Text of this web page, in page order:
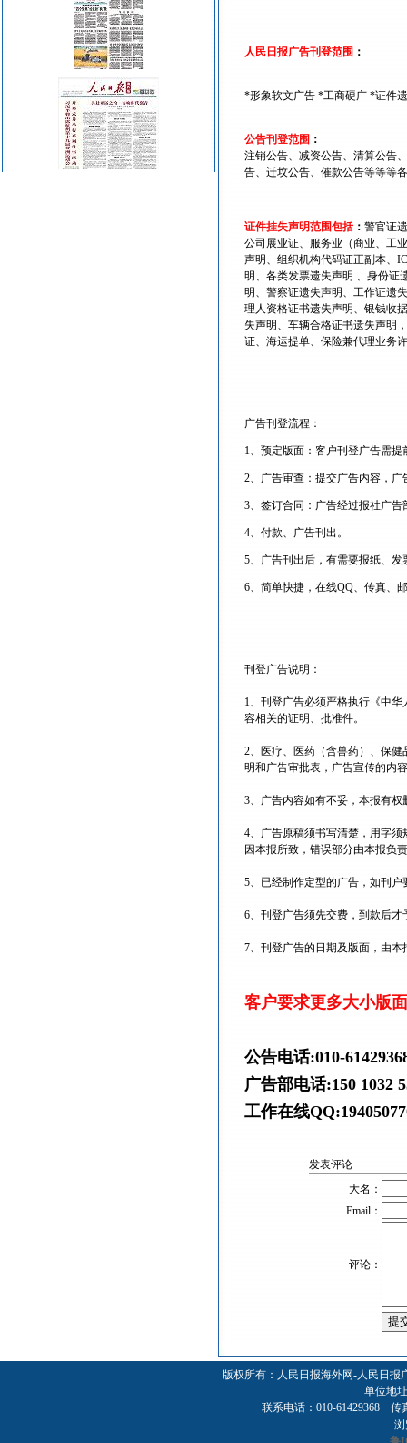
人民日报广告刊登范围 ：
*形象软文广告 *工商硬广 *证件
公告刊登范围 ：
注销公告、减资公告、清算公告
告、迁坟公告、催款公告等等等
证件挂失声明范围包括： 警官证
公司展业证、服务业（商业、工
声明、组织机构代码证正副本、
明、各类发票遗失声明 、身份证
明、警察证遗失声明、工作证遗
理人资格证书遗失声明、银钱收
失声明、车辆合格证书遗失声明
证、海运提单、保险兼代理业务
广告刊登流程：
1、预定版面：客户刊登广告需
2、广告审查：提交广告内容，
3、签订合同：广告经过报社广
4、付款、广告刊出。
5、广告刊出后，有需要报纸、
6、简单快捷，在线QQ、传真、
刊登广告说明：
1、刊登广告必须严格执行《中
容相关的证明、批准件。
2、医疗、医药（含兽药）、保
明和广告审批表，广告宣传的内
3、广告内容如有不妥，本报有权
4、广告原稿须书写清楚，用字
因本报所致，错误部分由本报负
5、已经制作定型的广告，如刊
6、刊登广告须先交费，到款后才
7、刊登广告的日期及版面，由
客户要求更多大小版
公告电话:010-
广告部电话:150 1032
工作在线
发表评论
大名：
Email：
评论：
版权所有：人民日报海外网-人民日
单位地
联系电话：010-61429368 传